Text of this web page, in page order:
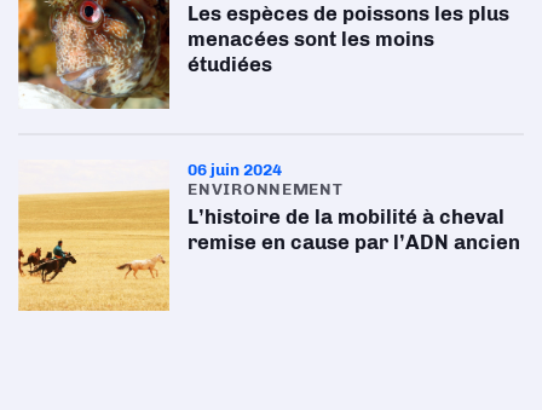
Les espèces de poissons les plus
menacées sont les moins
étudiées
06 juin 2024
ENVIRONNEMENT
L’histoire de la mobilité à cheval
remise en cause par l’ADN ancien